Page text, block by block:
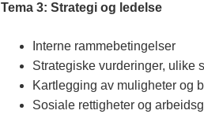
Tema 3: Strategi og ledelse
Interne rammebetingelser
Strategiske vurderinger, ulike
Kartlegging av muligheter og
Sosiale rettigheter og